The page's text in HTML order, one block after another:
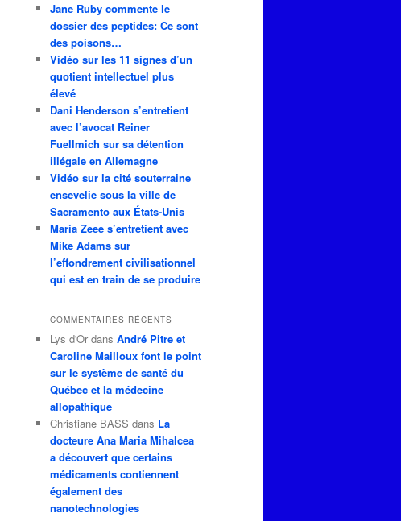
Jane Ruby commente le
dossier des peptides: Ce sont
des poisons…
Vidéo sur les 11 signes d’un
quotient intellectuel plus
élevé
Dani Henderson s’entretient
avec l’avocat Reiner
Fuellmich sur sa détention
illégale en Allemagne
Vidéo sur la cité souterraine
ensevelie sous la ville de
Sacramento aux États-Unis
Maria Zeee s’entretient avec
Mike Adams sur
l’effondrement civilisationnel
qui est en train de se produire
COMMENTAIRES RÉCENTS
Lys d'Or dans André Pitre et
Caroline Mailloux font le point
sur le système de santé du
Québec et la médecine
allopathique
Christiane BASS dans La
docteure Ana Maria Mihalcea
a découvert que certains
médicaments contiennent
également des
nanotechnologies